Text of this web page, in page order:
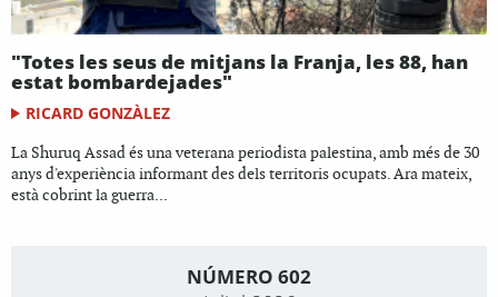
"Totes les seus de mitjans la Franja, les 88, han
estat bombardejades"
RICARD GONZÀLEZ
La Shuruq Assad és una veterana periodista palestina, amb més de 30
anys d'experiència informant des dels territoris ocupats. Ara mateix,
està cobrint la guerra...
NÚMERO 602